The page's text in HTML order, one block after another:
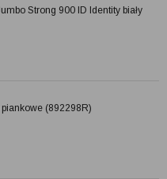
Strong 900 ID Identity biały
piankowe (892298R)